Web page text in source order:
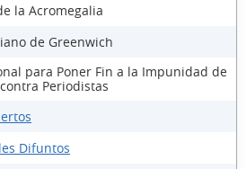
la Acromegalia
de Greenwich
para Poner Fin a la Impunidad de
Periodistas
Difuntos